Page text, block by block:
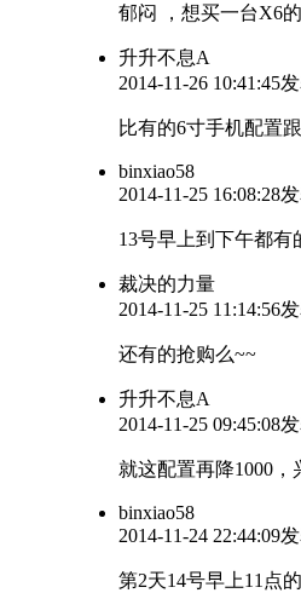
郁闷 ，想买一台X6
升升不息A
2014-11-26 10:41:45
比有的6寸手机配置
binxiao58
2014-11-25 16:08:28
13号早上到下午都有
裁决的力量
2014-11-25 11:14:56
还有的抢购么~~
升升不息A
2014-11-25 09:45:08
就这配置再降1000
binxiao58
2014-11-24 22:44:09
第2天14号早上11点